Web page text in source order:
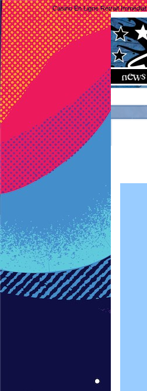
Casino En Ligne Retrait Immédiat